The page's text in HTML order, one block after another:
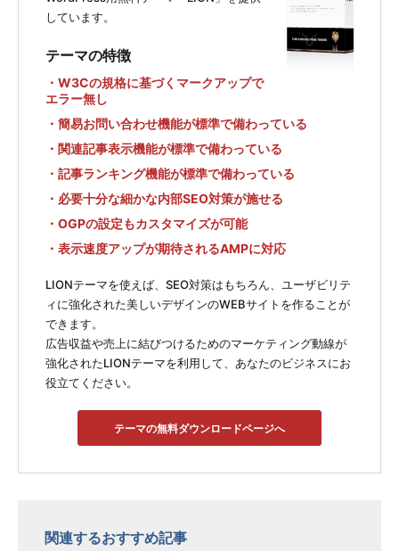
しています。
テーマの特徴
・W3Cの規格に基づくマークアップで
エラー無し
・簡易お問い合わせ機能が標準で備わっている
・関連記事表示機能が標準で備わっている
・記事ランキング機能が標準で備わっている
・必要十分な細かな内部SEO対策が施せる
・OGPの設定もカスタマイズが可能
・表示速度アップが期待されるAMPに対応
LIONテーマを使えば、SEO対策はもちろん、ユーザビリテ
ィに強化された美しいデザインのWEBサイトを作ることが
できます。
広告収益や売上に結びつけるためのマーケティング動線が
強化されたLIONテーマを利用して、あなたのビジネスにお
役立てください。
テーマの無料ダウンロードページへ
関連するおすすめ記事